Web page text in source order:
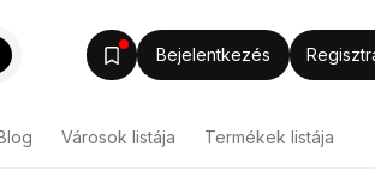
Bejelentkezés
Városok listája Termékek listája